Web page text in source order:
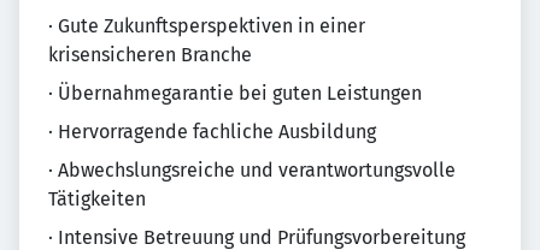
· Gute Zukunftsperspektiven in einer
krisensicheren Branche
· Übernahmegarantie bei guten Leistungen
· Hervorragende fachliche Ausbildung
· Abwechslungsreiche und verantwortungsvolle
Tätigkeiten
· Intensive Betreuung und Prüfungsvorbereitung